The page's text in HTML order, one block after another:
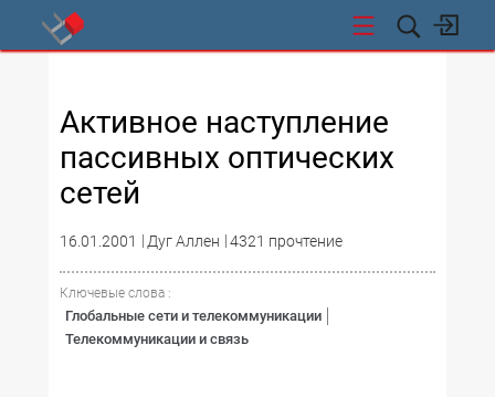
Активное наступление
пассивных оптических
сетей
16.01.2001 Дуг Аллен 4321 прочтение
Ключевые слова :
Глобальные сети и телекоммуникации
Телекоммуникации и связь